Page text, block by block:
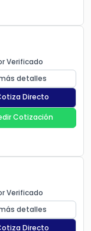
Verificado
detalles
Directo
Cotización
Verificado
detalles
Directo